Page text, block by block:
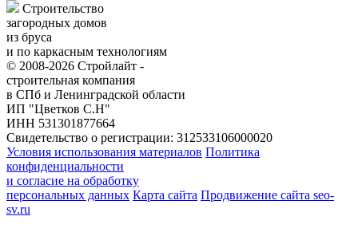
Строительство
загородных домов
из бруса
и по каркасным технологиям
© 2008-2026 Стройлайт -
строительная компания
в СПб и Ленинградской области
ИП "Цветков С.Н"
ИНН 531301877664
Свидетельство о регистрации: 312533106000020
Условия использования материалов Политика
конфиденциальности
и согласие на обработку
персональных данных Карта сайта Продвижение сайта seo-
sv.ru